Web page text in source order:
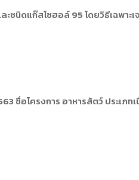
ชนิดแก๊สโซฮอล์ 95 โดยวิธีเฉพาะเ
ชื่อโครงการ อาหารสัตว์ ประเภ